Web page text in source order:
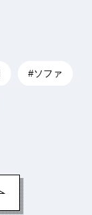
#ソファ